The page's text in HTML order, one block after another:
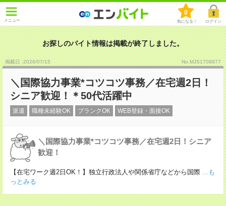
メニュー
0
気になる！ ログイン
お探しのバイト情報は掲載が終了しました。
掲載日 :2026/07/15 No.MJS1708977
＼国際協力事業*コツコツ事務／在宅週2日！
シニア歓迎！＊50代活躍中
派遣 職種未経験OK ブランクOK WEB登録・面接OK
＼国際協力事業*コツコツ事務／在宅週2日！シニア
歓迎！
【在宅ワーク週2日OK！】独立行政法人や関係省庁などから国際 ...も
っとみる